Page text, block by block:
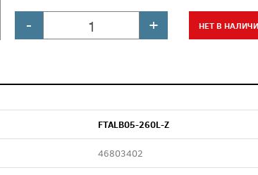
- + НЕТ В
FTALB05-260L-Z
46803402